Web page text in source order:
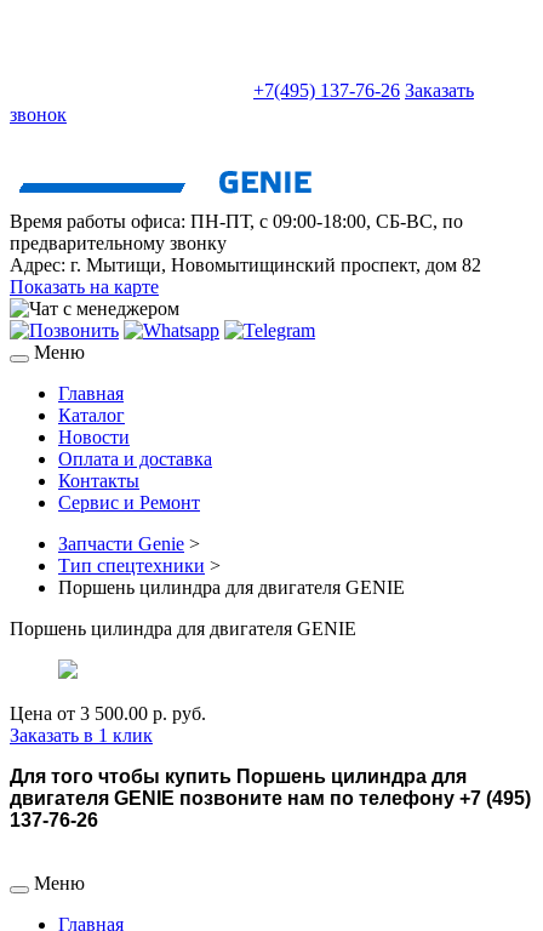
+7(495) 137-76-26 Заказать
звонок
Время работы офиса: ПН-ПТ, с 09:00-18:00, СБ-ВС, по
предварительному звонку
Адрес: г. Мытищи, Новомытищинский проспект, дом 82
Показать на карте
Меню
Главная
Каталог
Новости
Оплата и доставка
Контакты
Сервис и Ремонт
Запчасти Genie >
Тип спецтехники >
Поршень цилиндра для двигателя GENIE
Поршень цилиндра для двигателя GENIE
Цена от 3 500.00 р. руб.
Заказать в 1 клик
Для того чтобы купить Поршень цилиндра для
двигателя GENIE позвоните нам по телефону +7 (495)
137-76-26
Меню
Главная